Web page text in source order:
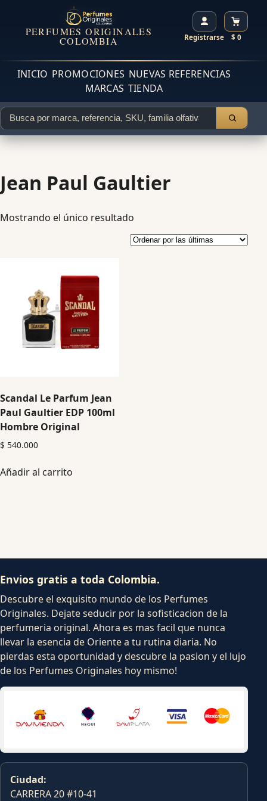
PERFUMES ORIGINALES
COLOMBIA Registrarse $ 0
INICIO PROMOCIONES NUEVAS REFERENCIAS
MARCAS TIENDA
Jean Paul Gaultier
Mostrando el único resultado
Scandal Le Parfum Jean
Paul Gaultier EDP 100ml
Hombre Original
$ 540.000
Añadir al carrito
Envios gratis a toda Colombia.
Descubre el exquisito mundo de los Perfumes
Originales. Dejate seducir por la sofisticacion de la
perfumeria original. Ahora es mas facil que nunca
llevar la esencia de Oriente a tu rutina diaria. No
pierdas esta oportunidad y descubre la pasion y el lujo
de los Perfumes Originales hoy mismo!
Ciudad:
CARRERA 20 #10-41